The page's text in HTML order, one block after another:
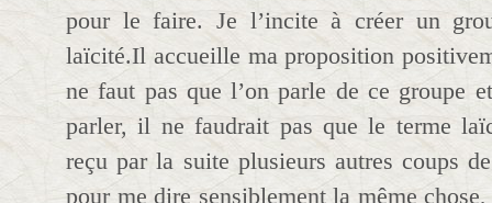
pour le faire. Je l’incite à créer un
laïcité.Il accueille ma proposition
ne faut pas que l’on parle de ce groupe
parler, il ne faudrait pas que le terme
reçu par la suite plusieurs autres coups
pour me dire sensiblement la même